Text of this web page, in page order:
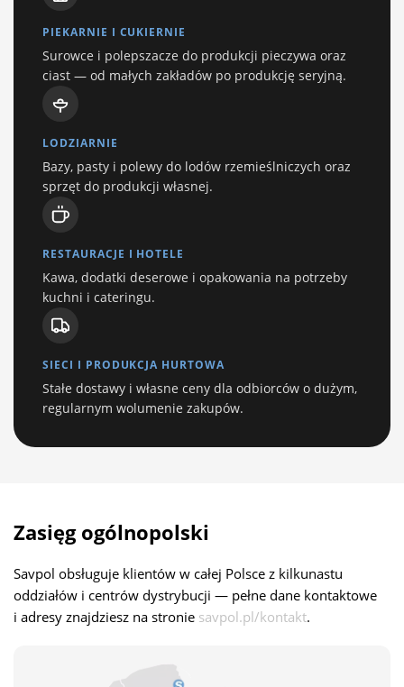
PIEKARNIE I CUKIERNIE
Surowce i polepszacze do produkcji pieczywa oraz
ciast — od małych zakładów po produkcję seryjną.
LODZIARNIE
Bazy, pasty i polewy do lodów rzemieślniczych oraz
sprzęt do produkcji własnej.
RESTAURACJE I HOTELE
Kawa, dodatki deserowe i opakowania na potrzeby
kuchni i cateringu.
SIECI I PRODUKCJA HURTOWA
Stałe dostawy i własne ceny dla odbiorców o dużym,
regularnym wolumenie zakupów.
Zasięg ogólnopolski
Savpol obsługuje klientów w całej Polsce z kilkunastu
oddziałów i centrów dystrybucji — pełne dane kontaktowe
i adresy znajdziesz na stronie savpol.pl/kontakt.